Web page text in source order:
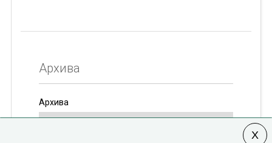
Архива
Архива